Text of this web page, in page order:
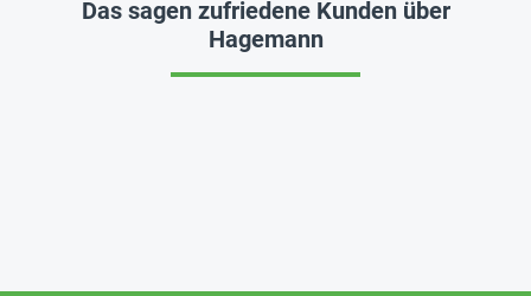
Das sagen zufriedene Kunden über
Hagemann